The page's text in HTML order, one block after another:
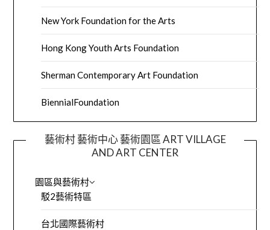
New York Foundation for the Arts
Hong Kong Youth Arts Foundation
Sherman Contemporary Art Foundation
BiennialFoundation
藝術村 藝術中心 藝術園區 ART VILLAGE
AND ART CENTER
園區與藝術村
駁2藝術特區
台北國際藝術村